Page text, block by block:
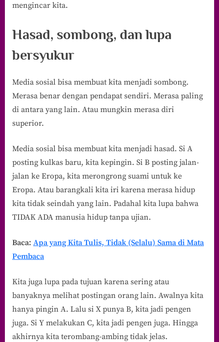
mengincar kita.
Hasad, sombong, dan lupa
bersyukur
Media sosial bisa membuat kita menjadi sombong.
Merasa benar dengan pendapat sendiri. Merasa paling
di antara yang lain. Atau mungkin merasa diri
superior.
Media sosial bisa membuat kita menjadi hasad. Si A
posting kulkas baru, kita kepingin. Si B posting jalan-
jalan ke Eropa, kita merongrong suami untuk ke
Eropa. Atau barangkali kita iri karena merasa hidup
kita tidak seindah yang lain. Padahal kita lupa bahwa
TIDAK ADA manusia hidup tanpa ujian.
Baca: Apa yang Kita Tulis, Tidak (Selalu) Sama di Mata
Pembaca
Kita juga lupa pada tujuan karena sering atau
banyaknya melihat postingan orang lain. Awalnya kita
hanya pingin A. Lalu si X punya B, kita jadi pengen
juga. Si Y melakukan C, kita jadi pengen juga. Hingga
akhirnya kita terombang-ambing tidak jelas.